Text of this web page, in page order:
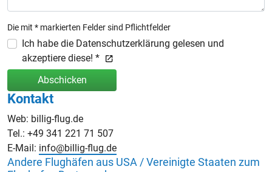
Die mit * markierten Felder sind Pflichtfelder
Ich habe die Datenschutzerklärung gelesen und
akzeptiere diese! *
Abschicken
Kontakt
Web: billig-flug.de
Tel.: +49 341 221 71 507
E-Mail: info@billig-flug.de
Andere Flughäfen aus USA / Vereinigte Staaten zum